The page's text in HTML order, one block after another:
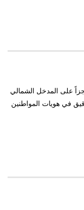
حاجزاً على المدخل الشمالي
في هويات المواطنين